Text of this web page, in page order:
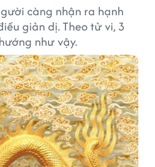
càng nhận ra hạnh
giản dị. Theo tử vi, 3
như vậy.